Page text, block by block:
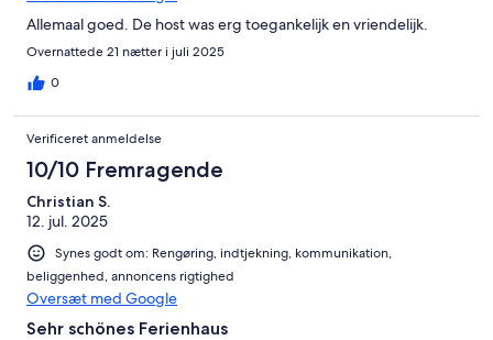
Allemaal goed. De host was erg toegankelijk en vriendelijk.
Overnattede 21 nætter i juli 2025
0
Verificeret anmeldelse
10/10 Fremragende
Christian S.
12. jul. 2025
Synes godt om: Rengøring, indtjekning, kommunikation,
beliggenhed, annoncens rigtighed
Oversæt med Google
Sehr schönes Ferienhaus